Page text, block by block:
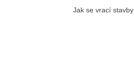
Jak se vrací